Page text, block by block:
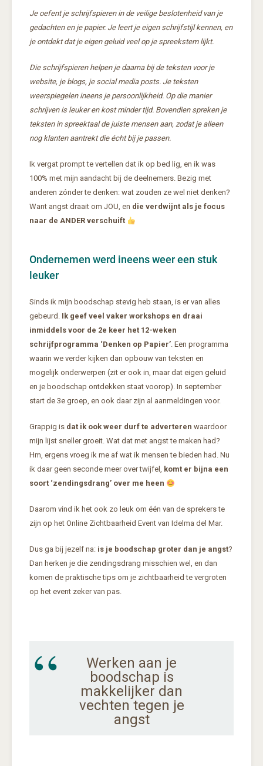
Je oefent je schrijfspieren in de veilige beslotenheid van je
gedachten en je papier. Je leert je eigen schrijfstijl kennen, en
je ontdekt dat je eigen geluid veel op je spreekstem lijkt.
Die schrijfspieren helpen je daarna bij de teksten voor je
website, je blogs, je social media posts. Je teksten
weerspiegelen ineens je persoonlijkheid. Op die manier
schrijven is leuker en kost minder tijd. Bovendien spreken je
teksten in spreektaal de juiste mensen aan, zodat je alleen
nog klanten aantrekt die écht bij je passen.
Ik vergat prompt te vertellen dat ik op bed lig, en ik was
100% met mijn aandacht bij de deelnemers. Bezig met
anderen zónder te denken: wat zouden ze wel niet denken?
Want angst draait om JOU, en die verdwijnt als je focus
naar de ANDER verschuift
Ondernemen werd ineens weer een stuk
leuker
Sinds ik mijn boodschap stevig heb staan, is er van alles
gebeurd. Ik geef veel vaker workshops en draai
inmiddels voor de 2e keer het 12-weken
schrijfprogramma ‘Denken op Papier’. Een programma
waarin we verder kijken dan opbouw van teksten en
mogelijk onderwerpen (zit er ook in, maar dat eigen geluid
en je boodschap ontdekken staat voorop). In september
start de 3e groep, en ook daar zijn al aanmeldingen voor.
Grappig is dat ik ook weer durf te adverteren waardoor
mijn lijst sneller groeit. Wat dat met angst te maken had?
Hm, ergens vroeg ik me af wat ik mensen te bieden had. Nu
ik daar geen seconde meer over twijfel, komt er bijna een
soort ‘zendingsdrang’ over me heen
Daarom vind ik het ook zo leuk om één van de sprekers te
zijn op het Online Zichtbaarheid Event van Idelma del Mar.
Dus ga bij jezelf na: is je boodschap groter dan je angst?
Dan herken je die zendingsdrang misschien wel, en dan
komen de praktische tips om je zichtbaarheid te vergroten
op het event zeker van pas.
Werken aan je
boodschap is
makkelijker dan
vechten tegen je
angst